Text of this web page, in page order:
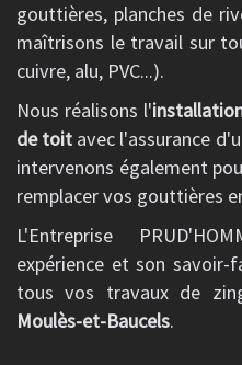
gouttières, planches de
maîtrisons le travail sur
cuivre, alu, PVC...).
Nous réalisons l'
de toit avec l'assurance
intervenons également
remplacer vos gouttières
L'Entreprise
expérience et son savoir-
tous vos travaux de
Moulès-et-Baucels.